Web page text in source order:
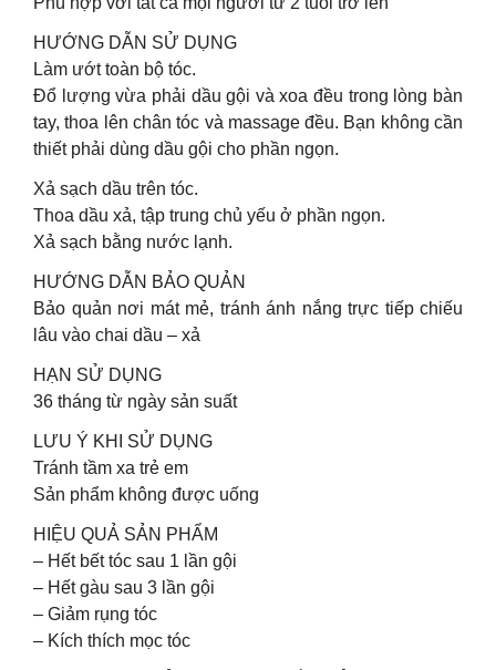
HƯỚNG DẪN SỬ DỤNG
Làm ướt toàn bộ tóc.
Đổ lượng vừa phải dầu gội và xoa đều trong lòng bàn
tay, thoa lên chân tóc và massage đều. Bạn không cần
thiết phải dùng dầu gội cho phần ngọn.
Xả sạch dầu trên tóc.
Thoa dầu xả, tập trung chủ yếu ở phần ngọn.
Xả sạch bằng nước lạnh.
HƯỚNG DẪN BẢO QUẢN
Bảo quản nơi mát mẻ, tránh ánh nắng trực tiếp chiếu
lâu vào chai dầu – xả
HẠN SỬ DỤNG
36 tháng từ ngày sản suất
LƯU Ý KHI SỬ DỤNG
Tránh tầm xa trẻ em
Sản phẩm không được uống
HIỆU QUẢ SẢN PHẨM
– Hết bết tóc sau 1 lần gội
– Hết gàu sau 3 lần gội
– Giảm rụng tóc
– Kích thích mọc tóc